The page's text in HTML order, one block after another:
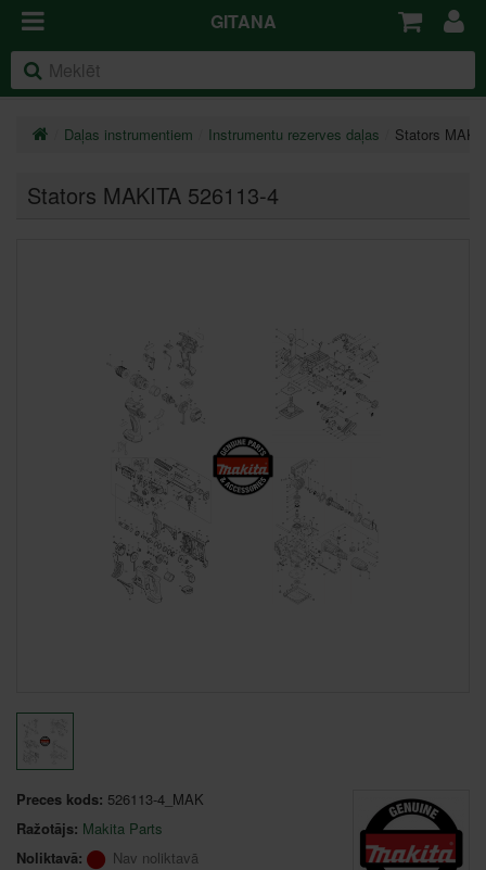
GITANA
Daļas instrumentiem Instrumentu rezerves daļas Stators
Stators MAKITA 526113-4
Preces kods: 526113-4_MAK
Ražotājs: Makita Parts
Noliktavā:
Nav noliktavā